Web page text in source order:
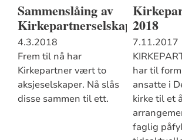
Sammenslåing av
Kirkepartnerselskapene
4.3.2018
Frem til nå har
Kirkepartner vært to
aksjeselskaper. Nå slås
disse sammen til ett.
2018
7.11.2017
har til
ansatte i
kirke til et
faglig